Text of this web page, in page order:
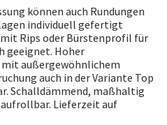
können auch Rundungen
individuell gefertigt
Rips oder Bürstenprofil für
geeignet. Hoher
außergewöhnlichem
auch in der Variante Top
Schalldämmend, maßhaltig
Lieferzeit auf